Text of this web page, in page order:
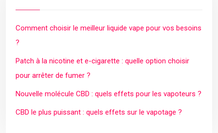
Comment choisir le meilleur liquide vape pour vos besoins
?
Patch à la nicotine et e-cigarette : quelle option choisir
pour arrêter de fumer ?
Nouvelle molécule CBD : quels effets pour les vapoteurs ?
CBD le plus puissant : quels effets sur le vapotage ?